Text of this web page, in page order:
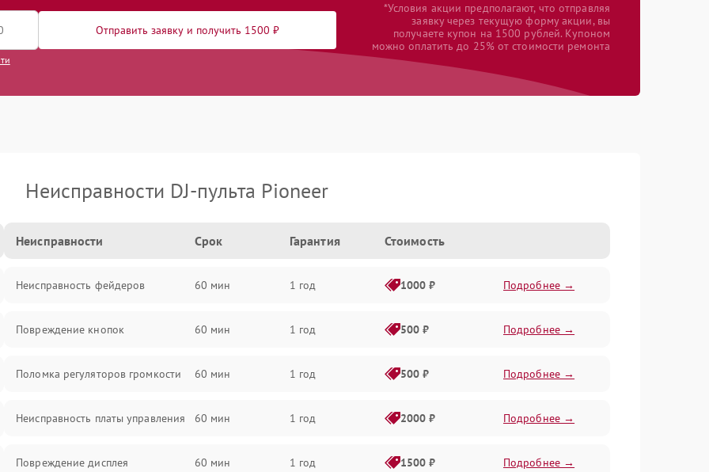
Отправить заявку и получить 1500 ₽
*Условия акции предполагают, что отправляя
заявку через текущую форму акции, вы
получаете купон на 1500 рублей. Купоном
можно оплатить до 25% от стоимости ремонта
Неисправности DJ-пульта Pioneer
Неисправности Срок Гарантия Стоимость
Неисправность фейдеров 60 мин 1 год 1000 ₽ Подробнее →
Повреждение кнопок 60 мин 1 год 500 ₽ Подробнее →
Поломка регуляторов громкости 60 мин 1 год 500 ₽ Подробнее →
Неисправность платы управления 60 мин 1 год 2000 ₽ Подробнее →
Повреждение дисплея 60 мин 1 год 1500 ₽ Подробнее →